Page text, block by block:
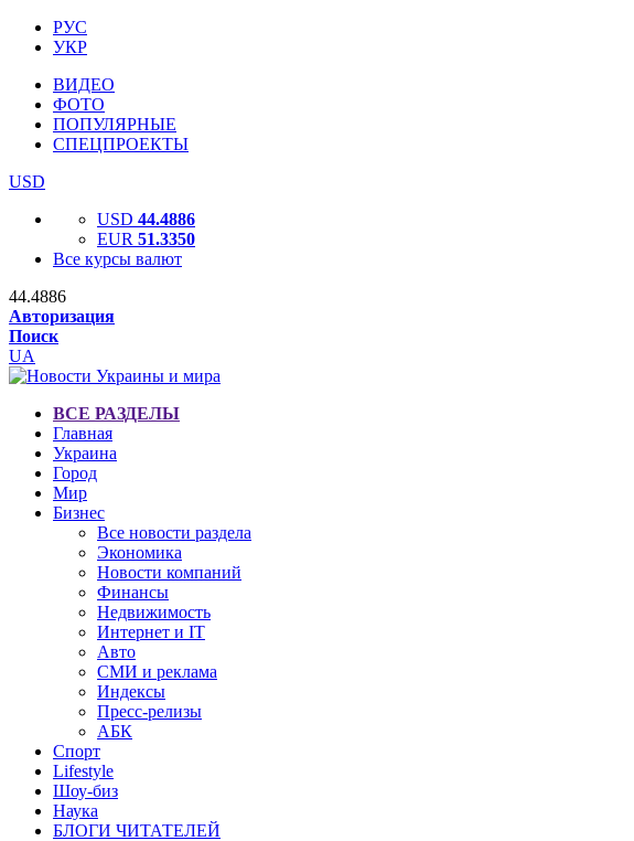
РУС
УКР
ВИДЕО
ФОТО
ПОПУЛЯРНЫЕ
СПЕЦПРОЕКТЫ
USD
USD 44.4886
EUR 51.3350
Все курсы валют
44.4886
Авторизация
Поиск
UA
ВСЕ РАЗДЕЛЫ
Главная
Украина
Город
Мир
Бизнес
Все новости раздела
Экономика
Новости компаний
Финансы
Недвижимость
Интернет и IT
Авто
СМИ и реклама
Индексы
Пресс-релизы
АБК
Спорт
Lifestyle
Шоу-биз
Наука
БЛОГИ ЧИТАТЕЛЕЙ